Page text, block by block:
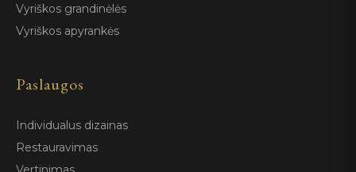
Vyriškos grandinėlės
Vyriškos apyrankės
Paslaugos
Individualus dizainas
Restauravimas